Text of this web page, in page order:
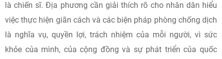
là chiến sĩ. Địa phương cần giải thích rõ cho nhân dân hiểu
việc thực hiện giãn cách và các biện pháp phòng chống dịch
là nghĩa vụ, quyền lợi, trách nhiệm của mỗi người, vì sức
khỏe của mình, của cộng đồng và sự phát triển của quốc